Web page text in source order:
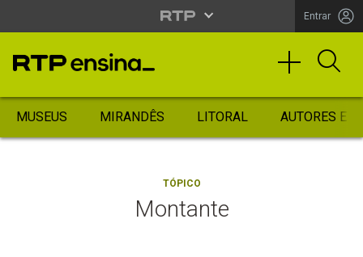
Entrar
MUSEUS MIRANDÊS LITORAL AUTORES
TÓPICO
Montante